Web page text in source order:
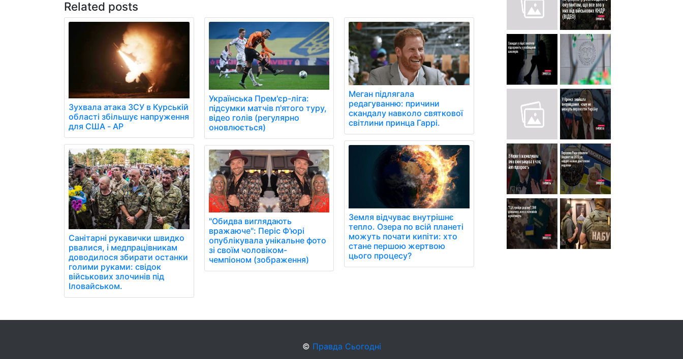
Related posts
Зухвала атака ЗСУ в Курській
області збільшує напруження
для США - AP
Санітарні рукавички швидко
рвалися, і медпрацівникам
доводилося збирати останки
голими руками: свідок
військових злочинів під
Іловайськом.
Українська Прем'єр-ліга:
підсумки матчів п'ятого туру,
відео голів (регулярно
оновлюється)
"Обидва виглядають
вражаюче": Періс Ф'юрі
опублікувала унікальне фото
зі своїм чоловіком-
чемпіоном (зображення)
Меган підлягала
редагуванню: причини
скандалу навколо святкової
світлини принца Гаррі.
Земля відчуває внутрішнє
тепло. Озера по всій планеті
можуть почати кипіти: хто
стане першою жертвою
цього процесу?
© Правда Сьогодні